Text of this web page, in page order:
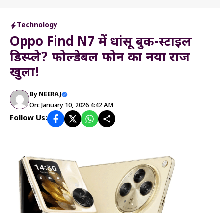
Technology
Oppo Find N7 में धांसू बुक-स्टाइल
डिस्प्ले? फोल्डेबल फोन का नया राज
खुला!
By NEERAJ
On: January 10, 2026 4:42 AM
Follow Us: